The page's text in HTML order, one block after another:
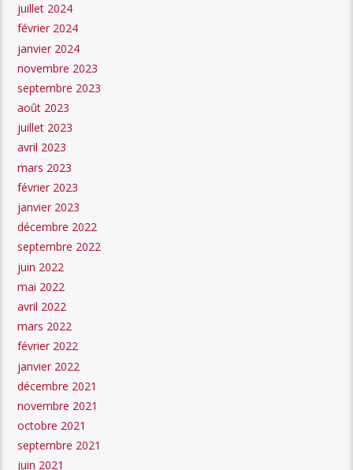
juillet 2024
février 2024
janvier 2024
novembre 2023
septembre 2023
août 2023
juillet 2023
avril 2023
mars 2023
février 2023
janvier 2023
décembre 2022
septembre 2022
juin 2022
mai 2022
avril 2022
mars 2022
février 2022
janvier 2022
décembre 2021
novembre 2021
octobre 2021
septembre 2021
juin 2021